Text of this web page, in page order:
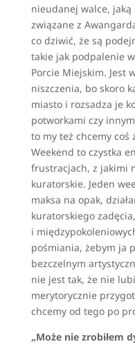
nieudanej walce, jaką
związane z
co dziwić, że są
takie jak podpalenie
Porcie Miejskim. Jest
niszczenia, bo skoro
miasto i rozsadza je
potworkami czy
to my też chcemy coś
Weekend to czystka
frustracjach, z jakimi
kuratorskie. Jeden
maksa na opak,
kuratorskiego
i
pośmiania, żebym ja
bezczelnym
nie jest tak, że nie
merytorycznie
chcemy od tego po
„Może nie zrobiłem